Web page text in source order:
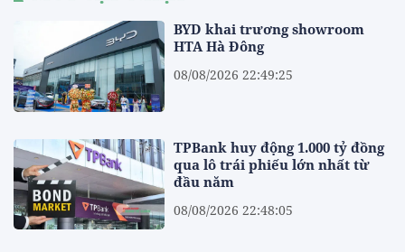
BYD khai trương showroom
HTA Hà Đông
08/08/2026 22:49:25
TPBank huy động 1.000 tỷ đồng
qua lô trái phiếu lớn nhất từ
đầu năm
08/08/2026 22:48:05